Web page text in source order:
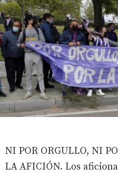
NI POR ORGULLO, NI
LA AFICIÓN. Los